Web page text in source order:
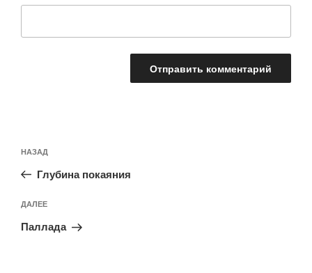
по
записям
Предыдущая
запись:
НАЗАД
Глубина покаяния
Следующая
запись
ДАЛЕЕ
Паллада